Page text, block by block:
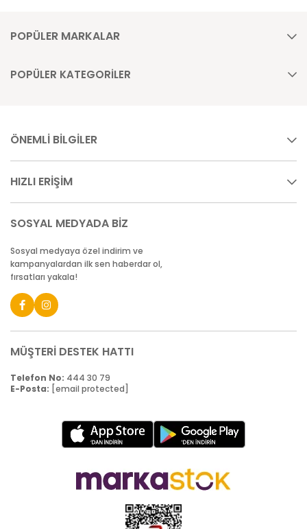
POPÜLER MARKALAR
POPÜLER KATEGORİLER
ÖNEMLİ BİLGİLER
HIZLI ERİŞİM
SOSYAL MEDYADA BİZ
Sosyal medyaya özel indirim ve
kampanyalardan ilk sen haberdar ol,
fırsatları yakala!
MÜŞTERİ DESTEK HATTI
Telefon No: 444 30 79
E-Posta: [email protected]